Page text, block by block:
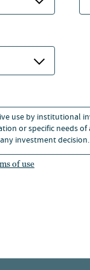
use by institutional
or specific needs
investment decision.
of use
업의 경우 37%에
2000 지수의
망이다.
회와 리스크의
한 전략적·장기
미국 소형주의